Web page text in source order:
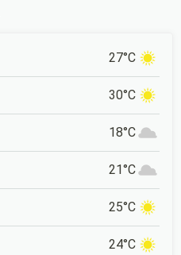
27°C
30°C
18°C
21°C
25°C
24°C